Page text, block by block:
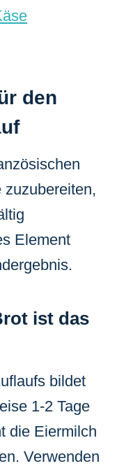
den
zuzubereiten,
Element
ist das
bildet
1-2 Tage
die Eiermilch
Verwenden